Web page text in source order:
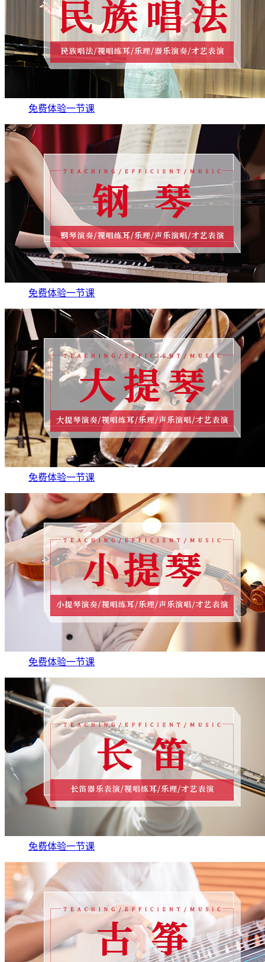
免费体验一节课
免费体验一节课
免费体验一节课
免费体验一节课
免费体验一节课